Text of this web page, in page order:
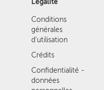
Légalité
Conditions
générales
d'utilisation
Crédits
Confidentialité -
données